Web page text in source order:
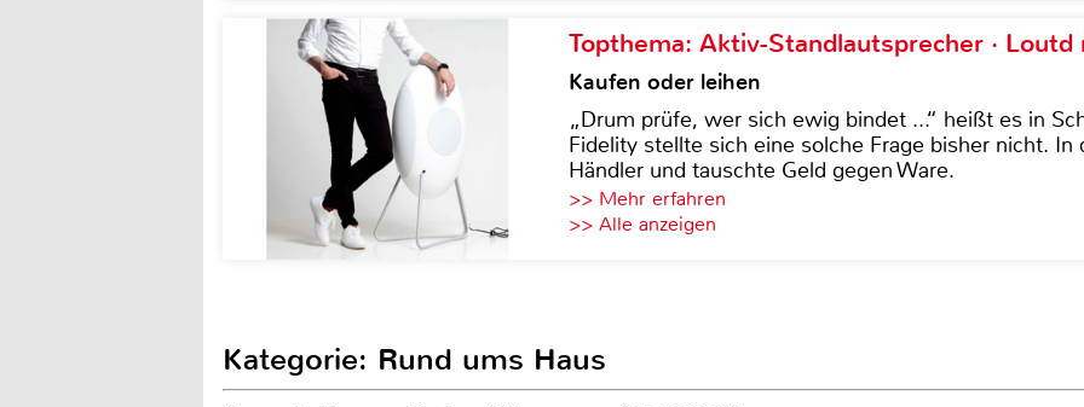
Topthema: Aktiv-Standlautsprecher · Loutd
Kaufen oder leihen
„Drum prüfe, wer sich ewig bindet ...“ heißt es in
Fidelity stellte sich eine solche Frage bisher nicht. In
Händler und tauschte Geld gegen Ware.
>> Mehr erfahren
>> Alle anzeigen
Kategorie: Rund ums Haus